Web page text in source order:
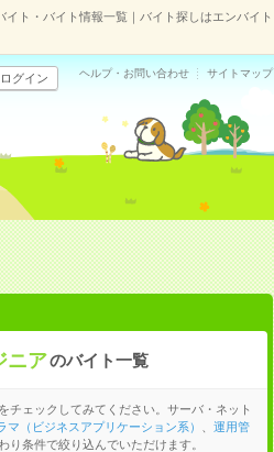
ト・バイト情報一覧｜バイト探しはエンバイト
ログイン ヘルプ・お問い合わせ サイトマップ
ニアのバイト一覧
チェックしてみてください。サーバ・ネット
マ（ビジネスアプリケーション系）
運用管
り条件で絞り込んでいただけます。